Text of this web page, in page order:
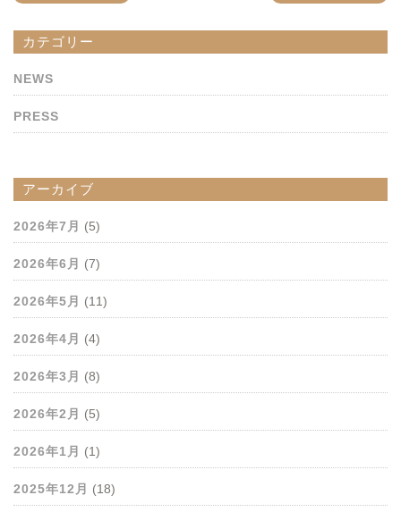
カテゴリー
NEWS
PRESS
アーカイブ
2026年7月 (5)
2026年6月 (7)
2026年5月 (11)
2026年4月 (4)
2026年3月 (8)
2026年2月 (5)
2026年1月 (1)
2025年12月 (18)